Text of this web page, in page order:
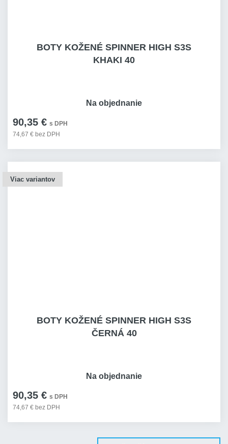
BOTY KOŽENÉ SPINNER HIGH S3S
KHAKI 40
90,35 € s DPH
74,67 € bez DPH
Na objednanie
Viac variantov
BOTY KOŽENÉ SPINNER HIGH S3S
ČERNÁ 40
90,35 € s DPH
74,67 € bez DPH
Na objednanie